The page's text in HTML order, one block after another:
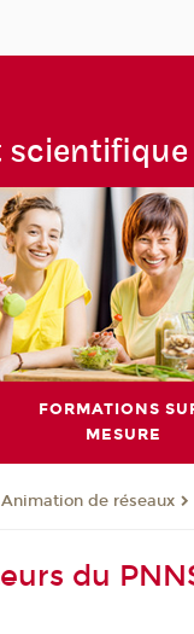
scientifique
FORMATIONS
MESURE
Animation de réseaux
du